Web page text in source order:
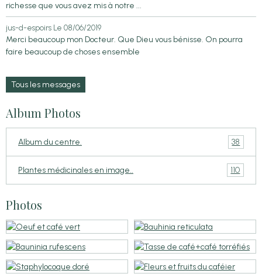
richesse que vous avez mis à notre ...
jus-d-espoirs Le 08/06/2019
Merci beaucoup mon Docteur. Que Dieu vous bénisse. On pourra
faire beaucoup de choses ensemble
Tous les messages
Album Photos
Album du centre. 38
Plantes médicinales en image.. 110
Photos